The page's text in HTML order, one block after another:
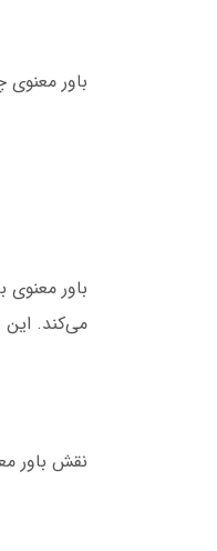
باور
باور
می‌کند. این
نقش باور